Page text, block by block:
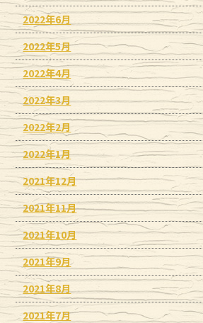
2022年6月
2022年5月
2022年4月
2022年3月
2022年2月
2022年1月
2021年12月
2021年11月
2021年10月
2021年9月
2021年8月
2021年7月